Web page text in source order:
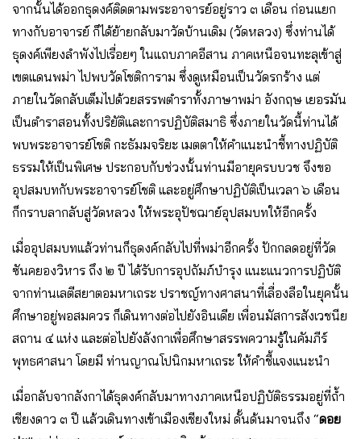
จากนั้นได้ออกธุดงค์ติดตามพระอาจารย์อยู่ราว ๓ เดือน ก่อนแยก
ทางกับอาจารย์ ก็ได้ย้ายกลับมาวัดบ้านเดิม (วัดหลวง) ซึ่งท่านได้
ธุดงค์เพียงลำพังไปเรื่อยๆ ในแถบภาคอีสาน ภาคเหนือจนทะลุเข้าสู่
เขตแดนพม่า ไปพบวัดโชติการาม ซึ่งดูเหมือนเป็นวัดรกร้าง แต่
ภายในวัดกลับเต็มไปด้วยสรรพตำราทั้งภาษาพม่า อังกฤษ เยอรมัน
เป็นตำราสอนทั้งปริยัติและการปฏิบัติสมาธิ ซึ่งภายในวัดนี้ท่านได้
พบพระอาจารย์โชติ กะธัมมจริยะ เมตตาให้คำแนะนำชี้ทางปฏิบัติ
ธรรมให้เป็นพิเศษ ประกอบกับช่วงนั้นท่านมีอายุครบบวช จึงขอ
อุปสมบทกับพระอาจารย์โชติ และอยู่ศึกษาปฏิบัติเป็นเวลา ๖ เดือน
ก็กราบลากลับสู่วัดหลวง ให้พระอุปัชฌาย์อุปสมบทให้อีกครั้ง
เมื่ออุปสมบทแล้วท่านก็ธุดงค์กลับไปที่พม่าอีกครั้ง ปักกลดอยู่ที่วัด
ซันคยองวิหาร ถึง ๒ ปี ได้รับการอุปถัมภ์บำรุง แนะแนวการปฏิบัติ
จากท่านเลตีสยาตอมหาเถระ ปราชญ์ทางศาสนาที่เลื่องลือในยุคนั้น
ศึกษาอยู่พอสมควร ก็เดินทางต่อไปยังอินเดีย เพื่อนมัสการสังเวชนีย
สถาน ๔ แห่ง และต่อไปยังลังกาเพื่อศึกษาสรรพความรู้ในคัมภีร์
พุทธศาสนา โดยมี ท่านญาณโปนิกมหาเถระ ให้คำชี้แจงแนะนำ
เมื่อกลับจากลังกาได้ธุดงค์กลับมาทางภาคเหนือปฏิบัติธรรมอยู่ที่ถ้ำ
เชียงดาว ๓ ปี แล้วเดินทางเข้าเมืองเชียงใหม่ ดั้นด้นมาจนถึง “ดอย